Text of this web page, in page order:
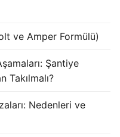
Nelerdir?
Serisi
Serisi
ve Amper Formülü)
Şantiye
Takılmalı?
Nedenleri ve